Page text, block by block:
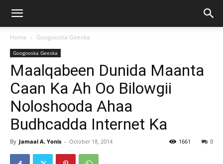
Home Googooska Geeska
Googooska Geeska
Maalqabeen Dunida Maanta
Caan Ka Ah Oo Bilowgii
Noloshooda Ahaa
Budhcadda Internet Ka
By Jamaal A. Yonis - October 18, 2014 0
1661